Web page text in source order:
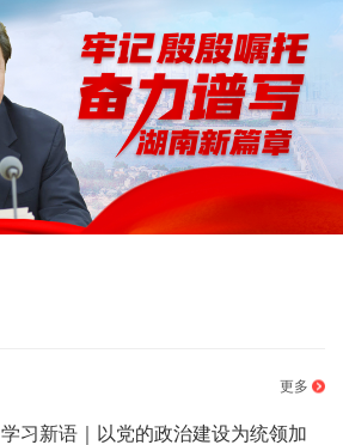
更多
学习新语｜以党的政治建设为统领加